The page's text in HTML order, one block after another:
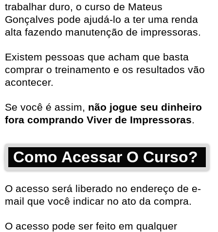
trabalhar duro, o curso de Mateus
Gonçalves pode ajudá-lo a ter uma renda
alta fazendo manutenção de impressoras.
Existem pessoas que acham que basta
comprar o treinamento e os resultados vão
acontecer.
Se você é assim, não jogue seu dinheiro
fora comprando Viver de Impressoras.
Como Acessar O Curso?
O acesso será liberado no endereço de e-
mail que você indicar no ato da compra.
O acesso pode ser feito em qualquer